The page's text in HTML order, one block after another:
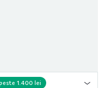
1.400 lei